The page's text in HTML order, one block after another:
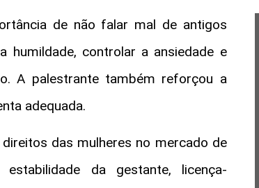
de não falar mal de antigos
humildade, controlar a ansiedade e
A palestrante também reforçou a
adequada.
das mulheres no mercado de
estabilidade da gestante, licença-